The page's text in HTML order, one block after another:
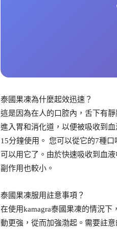
泰國果凍為什麼起效迅速？
這是因為在人的口腔內，舌下有
進入胃和消化道，以便被吸收到
15分鐘使用。 您可以從它的7種
可以用它了。由於快速吸收到血
副作用也較小。
泰國果凍服用註意事項？
在使用kamagra泰國果凍的情況
動更強，從而加強渤起。需要註